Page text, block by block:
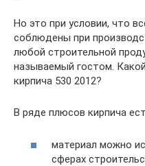
Но это при условии, что
соблюдены при
любой строительной
называемый гостом.
кирпича 530 2012?
В ряде плюсов кирпича
материал можно
сферах